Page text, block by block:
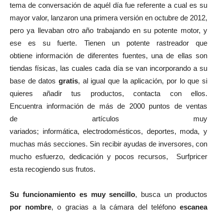
tema de conversación de aquél día fue referente a cual es su
mayor valor, lanzaron una primera versión en octubre de 2012,
pero ya llevaban otro año trabajando en su potente motor, y
ese es su fuerte. Tienen un potente rastreador que
obtiene información de diferentes fuentes, una de ellas son
tiendas físicas, las cuales cada día se van incorporando a su
base de datos gratis, al igual que la aplicación, por lo que si
quieres añadir tus productos, contacta con ellos.
Encuentra información de más de 2000 puntos de ventas
de artículos muy
variados; informática, electrodomésticos, deportes, moda, y
muchas más secciones. Sin recibir ayudas de inversores, con
mucho esfuerzo, dedicación y pocos recursos, Surfpricer
esta recogiendo sus frutos.
Su funcionamiento es muy sencillo, busca un productos
por nombre, o gracias a la cámara del teléfonoescanea